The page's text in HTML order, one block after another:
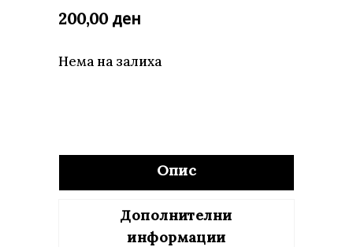
200,00 ден
Нема на залиха
Опис
Дополнителни
информации